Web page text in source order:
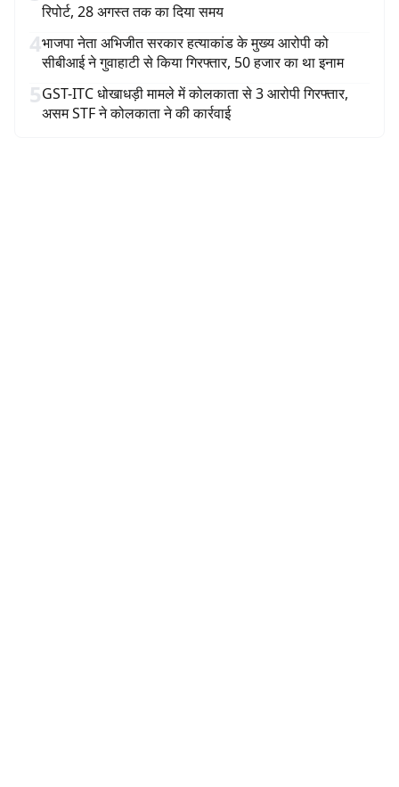
रिपोर्ट, 28 अगस्त तक का दिया समय
4भाजपा नेता अभिजीत सरकार हत्याकांड के मुख्य आरोपी को
सीबीआई ने गुवाहाटी से किया गिरफ्तार, 50 हजार का था इनाम
5GST-ITC धोखाधड़ी मामले में कोलकाता से 3 आरोपी गिरफ्तार,
असम STF ने कोलकाता ने की कार्रवाई